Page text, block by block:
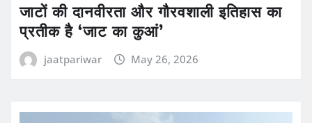
जाटों की दानवीरता और गौरवशाली इतिहास का
प्रतीक है ‘जाट का कुआं’
jaatpariwar May 26, 2026